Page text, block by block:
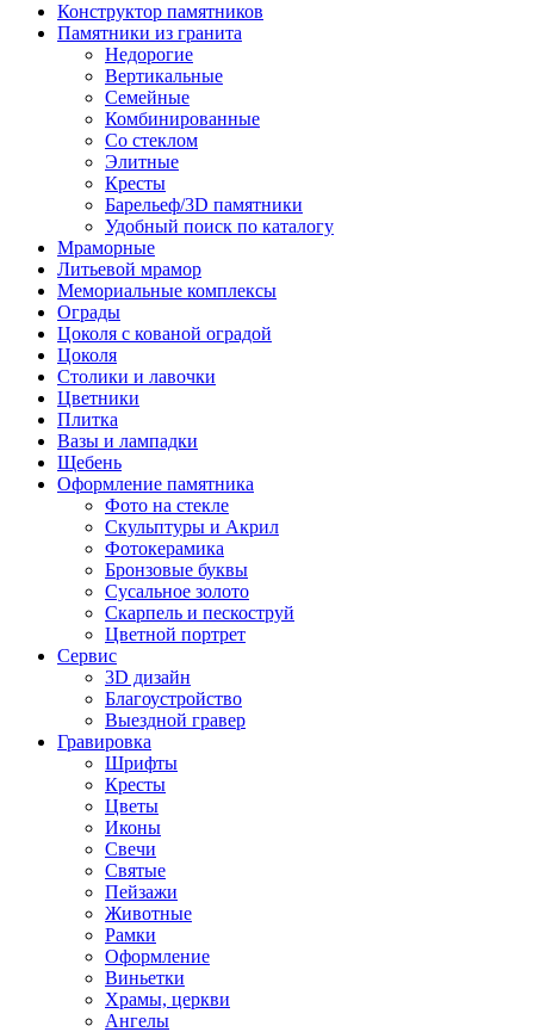
Конструктор памятников
Памятники из гранита
Недорогие
Вертикальные
Семейные
Комбинированные
Со стеклом
Элитные
Кресты
Барельеф/3D памятники
Удобный поиск по каталогу
Мраморные
Литьевой мрамор
Мемориальные комплексы
Ограды
Цоколя с кованой оградой
Цоколя
Столики и лавочки
Цветники
Плитка
Вазы и лампадки
Щебень
Оформление памятника
Фото на стекле
Скульптуры и Акрил
Фотокерамика
Бронзовые буквы
Сусальное золото
Скарпель и пескоструй
Цветной портрет
Сервис
3D дизайн
Благоустройство
Выездной гравер
Гравировка
Шрифты
Кресты
Цветы
Иконы
Свечи
Святые
Пейзажи
Животные
Рамки
Оформление
Виньетки
Храмы, церкви
Ангелы